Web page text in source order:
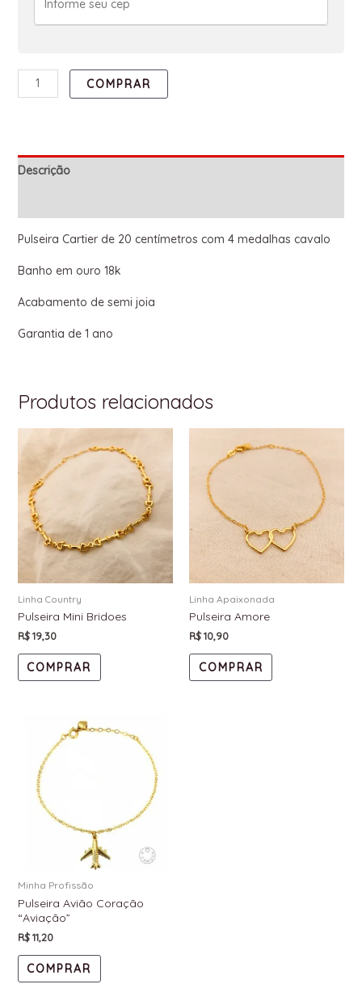
COMPRAR
Descrição
Pulseira Cartier de 20 centímetros com 4 medalhas cavalo
Banho em ouro 18k
Acabamento de semi joia
Garantia de 1 ano
Produtos relacionados
Linha Country
Pulseira Mini Bridoes
R$19,30
COMPRAR
Linha Apaixonada
Pulseira Amore
R$10,90
COMPRAR
Minha Profissão
Pulseira Avião Coração
“Aviação”
R$11,20
COMPRAR